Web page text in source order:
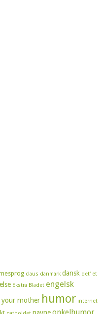
claus danmark dansk det' et
Ekstra Bladet engelsk
your mother humor internet